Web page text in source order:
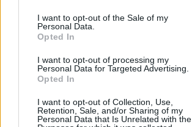
I want to opt-out of the Sale of my
Personal Data.
Opted In
I want to opt-out of processing my
Personal Data for Targeted Advertising.
Opted In
I want to opt-out of Collection, Use,
Retention, Sale, and/or Sharing of my
Personal Data that Is Unrelated with the